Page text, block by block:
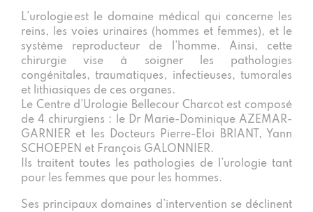
L’urologie est le domaine médical qui concerne les
reins, les voies urinaires (hommes et femmes), et le
système reproducteur de l’homme. Ainsi, cette
chirurgie vise à soigner les pathologies
congénitales, traumatiques, infectieuses, tumorales
et lithiasiques de ces organes.
Le Centre d’Urologie Bellecour Charcot est composé
de 4 chirurgiens : le Dr Marie-Dominique AZEMAR-
GARNIER et les Docteurs Pierre-Eloi BRIANT, Yann
SCHOEPEN et François GALONNIER.
Ils traitent toutes les pathologies de l’urologie tant
pour les femmes que pour les hommes.
Ses principaux domaines d’intervention se déclinent